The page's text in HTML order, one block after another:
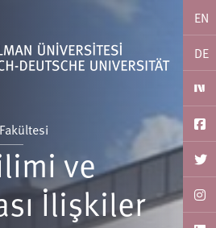
EN
DE
ve
İlişkiler